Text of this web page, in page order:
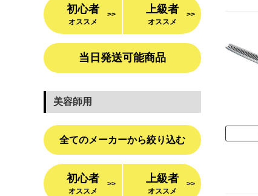
初心者
オススメ
>> 上級者
オススメ
>>
当日発送可能商品
美容師用
全てのメーカーから絞り込む
初心者
オススメ
>> 上級者
オススメ
>>